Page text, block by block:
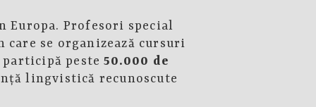
Profesori special
care se organizează cursuri
participă peste50.000 de
lingvistică recunoscute